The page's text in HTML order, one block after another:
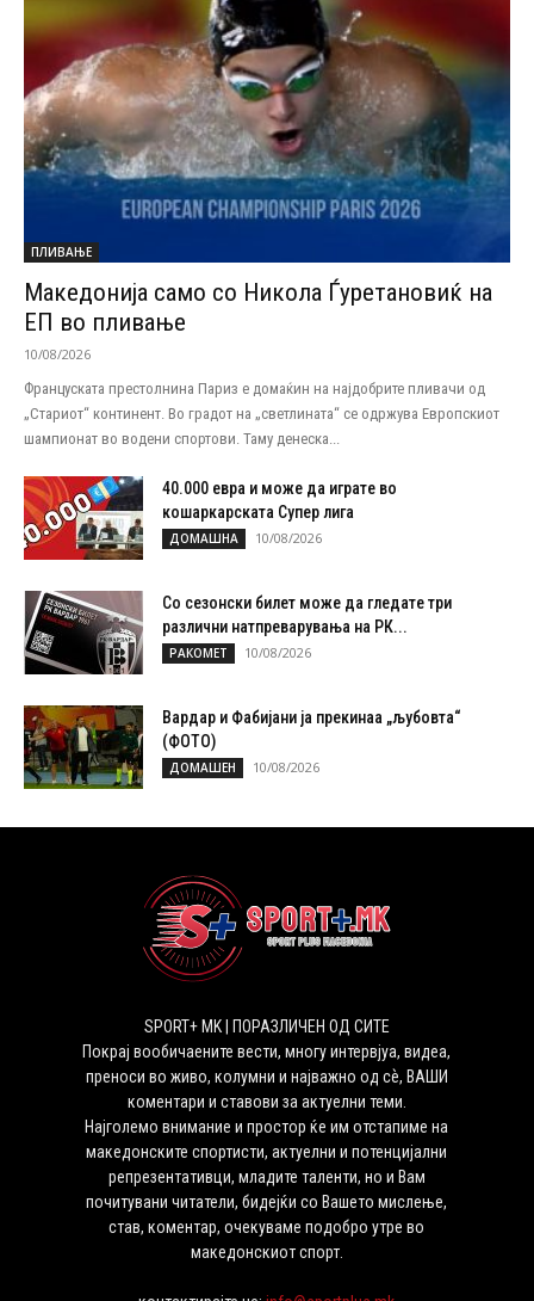
ПЛИВАЊЕ
Македонија само со Никола Ѓуретановиќ на
ЕП во пливање
10/08/2026
Француската престолнина Париз е домаќин на најдобрите пливачи од
„Стариот“ континент. Во градот на „светлината“ се одржува Европскиот
шампионат во водени спортови. Таму денеска...
40.000 евра и може да играте во
кошаркарската Супер лига
ДОМАШНА 10/08/2026
Со сезонски билет може да гледате три
различни натпреварувања на РК...
РАКОМЕТ 10/08/2026
Вардар и Фабијани ја прекинаа „љубовта“
(ФОТО)
ДОМАШЕН 10/08/2026
SPORT+ MK | ПОРАЗЛИЧЕН ОД СИТЕ
Покрај вообичаените вести, многу интервјуа, видеа,
преноси во живо, колумни и најважно од сѐ, ВАШИ
коментари и ставови за актуелни теми.
Најголемо внимание и простор ќе им отстапиме на
македонските спортисти, актуелни и потенцијални
репрезентативци, младите таленти, но и Вам
почитувани читатели, бидејќи со Вашето мислење,
став, коментар, очекуваме подобро утре во
македонскиот спорт.